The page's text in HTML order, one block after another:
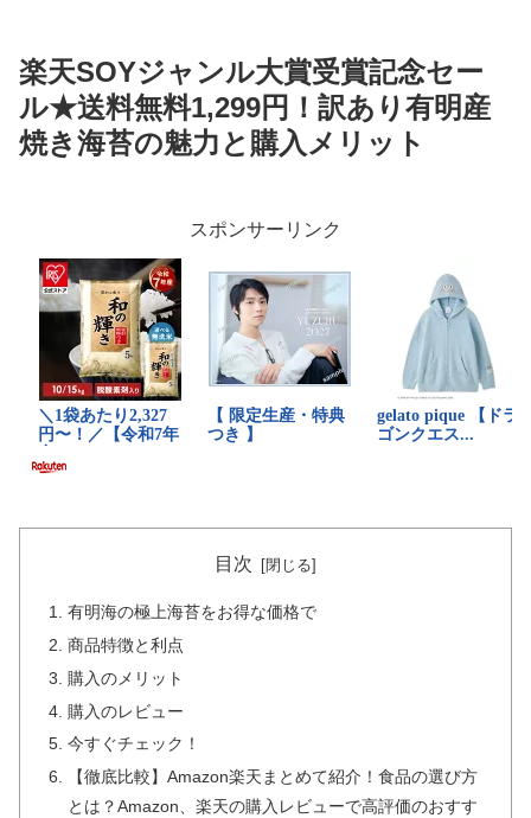
楽天SOYジャンル大賞受賞記念セー
ル★送料無料1,299円！訳あり有明産
焼き海苔の魅力と購入メリット
スポンサーリンク
目次
有明海の極上海苔をお得な価格で
商品特徴と利点
購入のメリット
購入のレビュー
今すぐチェック！
【徹底比較】Amazon楽天まとめて紹介！食品の選び方
とは？Amazon、楽天の購入レビューで高評価のおすす